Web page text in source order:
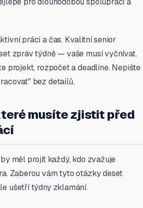
práci a čas. Kvalitní senior
zpráv týdně — vaše musí vyčnívat.
projekt, rozpočet a deadline. Nepište
bez detailů.
musíte zjistit před
měl projít každý, kdo zvažuje
Zaberou vám tyto otázky deset
ušetří týdny zklamání.